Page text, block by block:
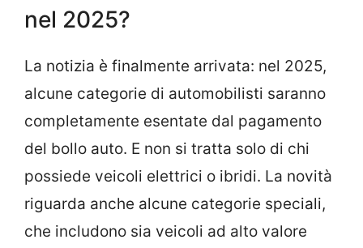
nel 2025?
La notizia è finalmente arrivata: nel 2025,
alcune categorie di automobilisti saranno
completamente esentate dal pagamento
del bollo auto. E non si tratta solo di chi
possiede veicoli elettrici o ibridi. La novità
riguarda anche alcune categorie speciali,
che includono sia veicoli ad alto valore